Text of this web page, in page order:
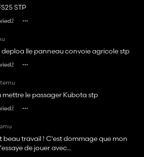
STP
lle panneau convoie agricole stp
le passager Kubota stp
travail ! C'est dommage que mon
de jouer avec...